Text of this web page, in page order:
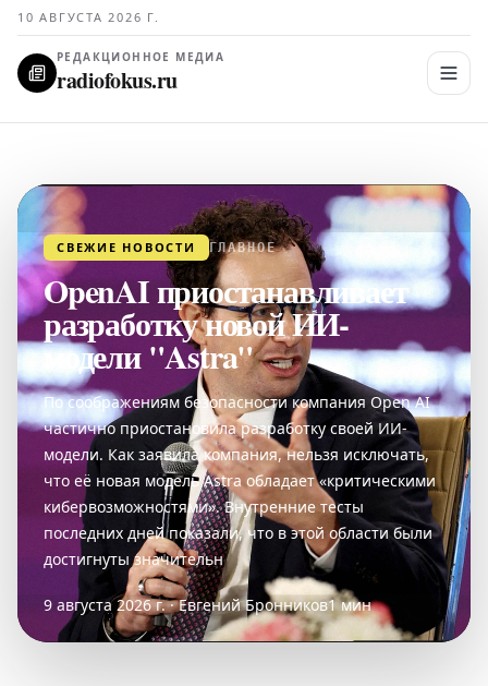
10 АВГУСТА 2026 Г.
РЕДАКЦИОННОЕ МЕДИА
radiofokus.ru
СВЕЖИЕ НОВОСТИ ГЛАВНОЕ
OpenAI приостанавливает
разработку новой ИИ-
модели "Astra"
По соображениям безопасности компания Open AI
частично приостановила разработку своей ИИ-
модели. Как заявила компания, нельзя исключать,
что её новая модель Astra обладает «критическими
кибервозможностями». Внутренние тесты
последних дней показали, что в этой области были
достигнуты значительн
9 августа 2026 г. · Евгений Бронников1 мин